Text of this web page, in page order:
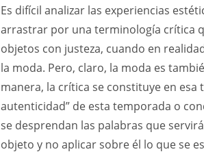
Es difícil analizar las experiencias
arrastrar por una terminología crítica
objetos con justeza, cuando en
la moda. Pero, claro, la moda es
manera, la crítica se constituye en
autenticidad” de esta temporada o
se desprendan las palabras que
objeto y no aplicar sobre él lo que se